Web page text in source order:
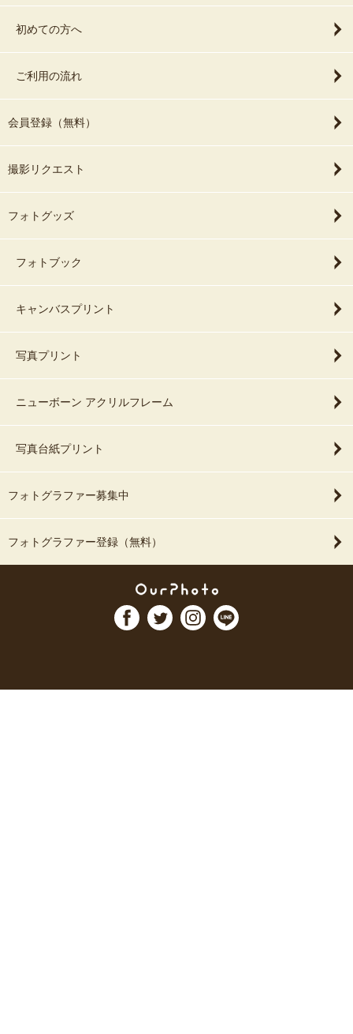
初めての方へ
ご利用の流れ
会員登録（無料）
撮影リクエスト
フォトグッズ
フォトブック
キャンバスプリント
写真プリント
ニューボーン アクリルフレーム
写真台紙プリント
フォトグラファー募集中
フォトグラファー登録（無料）